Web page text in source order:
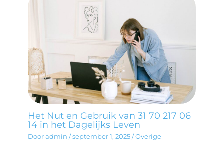
Het Nut en Gebruik van 31 70 217 06
14 in het Dagelijks Leven
Dooradmin/september 1, 2025/Overige